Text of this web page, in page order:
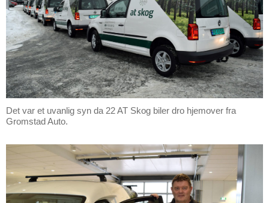
Det var et uvanlig syn da 22 AT Skog biler dro hjemover fra
Gromstad Auto.